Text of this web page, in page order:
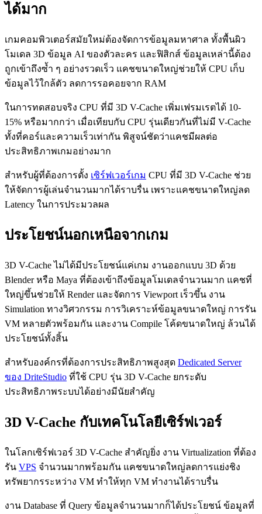
ได้มาก
เกมคอมพิวเตอร์สมัยใหม่ต้องจัดการข้อมูลมหาศาล ทั้งพื้นผิว
โมเดล 3D ข้อมูล AI ของตัวละคร และฟิสิกส์ ข้อมูลเหล่านี้ต้อง
ถูกเข้าถึงซ้ำ ๆ อย่างรวดเร็ว แคชขนาดใหญ่ช่วยให้ CPU เก็บ
ข้อมูลไว้ใกล้ตัว ลดการรอคอยจาก RAM
ในการทดสอบจริง CPU ที่มี 3D V-Cache เพิ่มเฟรมเรตได้ 10-
15% หรือมากกว่า เมื่อเทียบกับ CPU รุ่นเดียวกันที่ไม่มี V-Cache
ทั้งที่คอร์และความเร็วเท่ากัน พิสูจน์ชัดว่าแคชมีผลต่อ
ประสิทธิภาพเกมอย่างมาก
สำหรับผู้ที่ต้องการตั้ง เซิร์ฟเวอร์เกม CPU ที่มี 3D V-Cache ช่วย
ให้จัดการผู้เล่นจำนวนมากได้ราบรื่น เพราะแคชขนาดใหญ่ลด
Latency ในการประมวลผล
ประโยชน์นอกเหนือจากเกม
3D V-Cache ไม่ได้มีประโยชน์แค่เกม งานออกแบบ 3D ด้วย
Blender หรือ Maya ที่ต้องเข้าถึงข้อมูลโมเดลจำนวนมาก แคชที่
ใหญ่ขึ้นช่วยให้ Render และจัดการ Viewport เร็วขึ้น งาน
Simulation ทางวิศวกรรม การวิเคราะห์ข้อมูลขนาดใหญ่ การรัน
VM หลายตัวพร้อมกัน และงาน Compile โค้ดขนาดใหญ่ ล้วนได้
ประโยชน์ทั้งสิ้น
สำหรับองค์กรที่ต้องการประสิทธิภาพสูงสุด Dedicated Server
ของ DriteStudio ที่ใช้ CPU รุ่น 3D V-Cache ยกระดับ
ประสิทธิภาพระบบได้อย่างมีนัยสำคัญ
3D V-Cache กับเทคโนโลยีเซิร์ฟเวอร์
ในโลกเซิร์ฟเวอร์ 3D V-Cache สำคัญยิ่ง งาน Virtualization ที่ต้อง
รัน VPS จำนวนมากพร้อมกัน แคชขนาดใหญ่ลดการแย่งชิง
ทรัพยากรระหว่าง VM ทำให้ทุก VM ทำงานได้ราบรื่น
งาน Database ที่ Query ข้อมูลจำนวนมากก็ได้ประโยชน์ ข้อมูลที่